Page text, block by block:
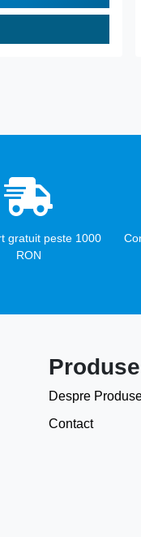
gratuit peste 1000
RON
Despre
Contact